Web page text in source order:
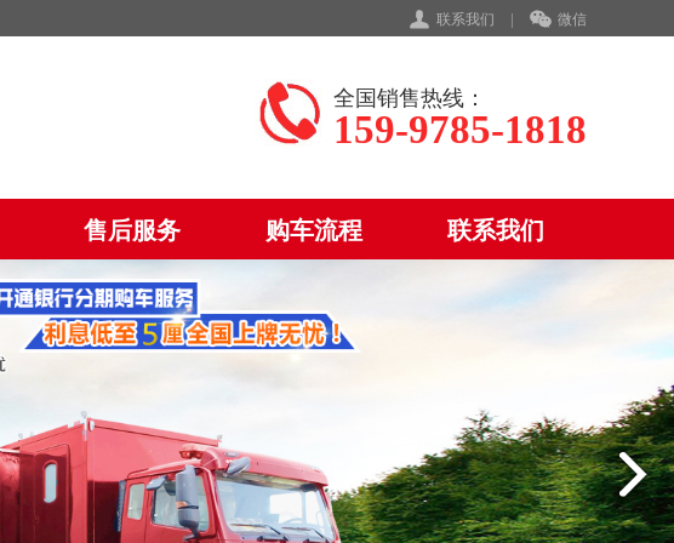
联系我们 | 微信
全国销售热线：
159-9785-1818
售后服务 购车流程 联系我们